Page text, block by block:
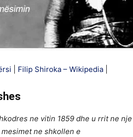
Filip Shiroka – Wikipedia|
ne vitin 1859 dhe u rrit ne nje
ne shkollen e